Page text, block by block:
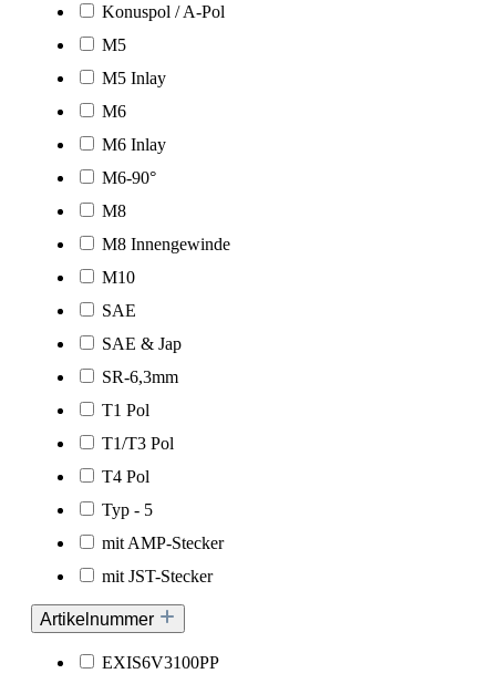
Konuspol / A-Pol
M5
M5 Inlay
M6
M6 Inlay
M6-90°
M8
M8 Innengewinde
M10
SAE
SAE & Jap
SR-6,3mm
T1 Pol
T1/T3 Pol
T4 Pol
Typ - 5
mit AMP-Stecker
mit JST-Stecker
Artikelnummer
EXIS6V3100PP